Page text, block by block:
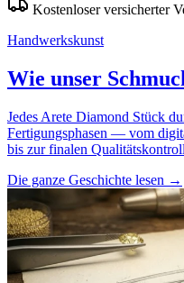
Kostenloser versicherter
Handwerkskunst
Wie unser
Jedes Arete Diamond Stück
Fertigungsphasen — vom
bis zur finalen
Die ganze Geschichte lesen →